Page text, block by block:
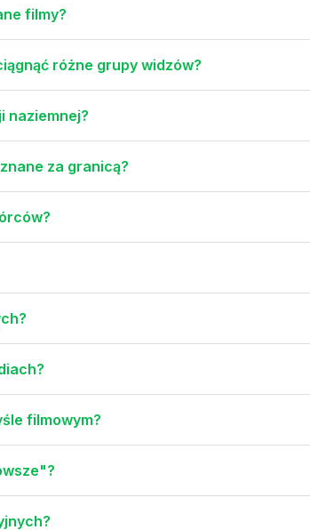
filmy?
różne grupy widzów?
naziemnej?
za granicą?
filmowym?